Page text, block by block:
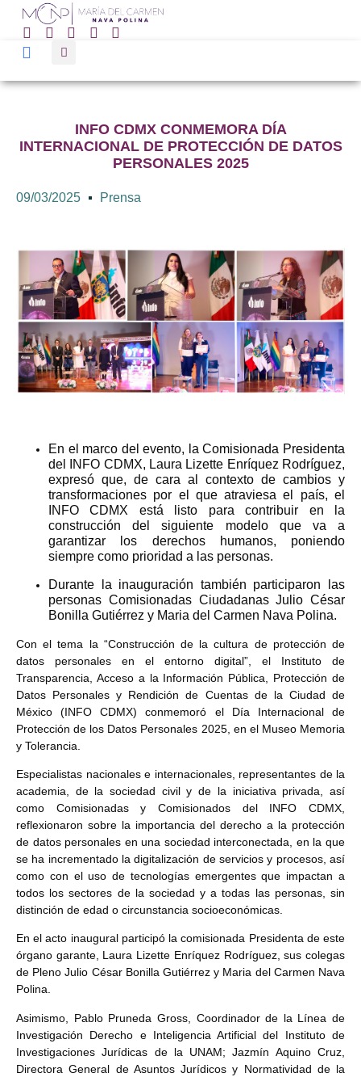
INFO CDMX CONMEMORA DÍA
INTERNACIONAL DE PROTECCIÓN DE DATOS
PERSONALES 2025
09/03/2025 Prensa
En el marco del evento, la Comisionada Presidenta
del INFO CDMX, Laura Lizette Enríquez Rodríguez,
expresó que, de cara al contexto de cambios y
transformaciones por el que atraviesa el país, el
INFO CDMX está listo para contribuir en la
construcción del siguiente modelo que va a
garantizar los derechos humanos, poniendo
siempre como prioridad a las personas.
Durante la inauguración también participaron las
personas Comisionadas Ciudadanas Julio César
Bonilla Gutiérrez y Maria del Carmen Nava Polina.
Con el tema la “Construcción de la cultura de protección de
datos personales en el entorno digital”, el Instituto de
Transparencia, Acceso a la Información Pública, Protección de
Datos Personales y Rendición de Cuentas de la Ciudad de
México (INFO CDMX) conmemoró el Día Internacional de
Protección de los Datos Personales 2025, en el Museo Memoria
y Tolerancia.
Especialistas nacionales e internacionales, representantes de la
academia, de la sociedad civil y de la iniciativa privada, así
como Comisionadas y Comisionados del INFO CDMX,
reflexionaron sobre la importancia del derecho a la protección
de datos personales en una sociedad interconectada, en la que
se ha incrementado la digitalización de servicios y procesos, así
como con el uso de tecnologías emergentes que impactan a
todos los sectores de la sociedad y a todas las personas, sin
distinción de edad o circunstancia socioeconómicas.
En el acto inaugural participó la comisionada Presidenta de este
órgano garante, Laura Lizette Enríquez Rodríguez, sus colegas
de Pleno Julio César Bonilla Gutiérrez y Maria del Carmen Nava
Polina.
Asimismo, Pablo Pruneda Gross, Coordinador de la Línea de
Investigación Derecho e Inteligencia Artificial del Instituto de
Investigaciones Jurídicas de la UNAM; Jazmín Aquino Cruz,
Directora General de Asuntos Jurídicos y Normatividad de la